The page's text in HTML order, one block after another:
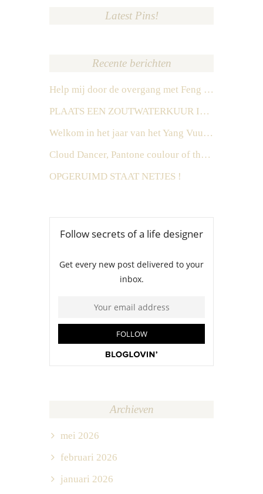
Latest Pins!
Recente berichten
Help mij door de overgang met Feng Shui
PLAATS EEN ZOUTWATERKUUR IN HET ZUIDEN IN 2026
Welkom in het jaar van het Yang Vuur Paard
Cloud Dancer, Pantone coulour of the year 2026
OPGERUIMD STAAT NETJES !
Archieven
mei 2026
februari 2026
januari 2026